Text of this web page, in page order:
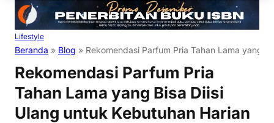
Lifestyle
Beranda » Blog » Rekomendasi Parfum Pria Tahan Lama yang
Rekomendasi Parfum Pria
Tahan Lama yang Bisa Diisi
Ulang untuk Kebutuhan Harian